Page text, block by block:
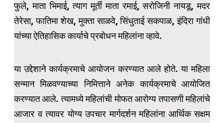
फुले, माता भिमाई, त्याग मूर्ती माता रमाई, सरोजिनी नायडू, मदर
तेरेसा, फातिमा शेख, मुक्ता साळवे, सिंधुताई सकपाळ, इंदिरा गांधी
यांच्या ऐतिहासिक कार्याचे प्रबोधन महिलांना व्हावे.
या उद्देशाने कार्यक्रमाचे आयोजन करण्यात आले होते. या महिला
सन्मान मिळवण्याच्या निमित्ताने अनेक कार्यक्रमाचे आयोजित
करण्यात आले. त्यामध्ये महिलांची मोफत आरोग्य तपासणी महिलांचे
आजार व त्यावर योग्य उपचार मार्गदर्शन महिलांना आर्थिक सक्षम